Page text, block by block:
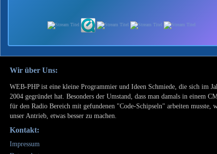
Wir über Uns:
WEB-PHP ist eine kleine Programmier und Ideen Schmiede, die sich im
2004 gegründet hat. Besonders der Umstand, dass man damals in einem
für den Radio Bereich mit gefundenen "Code-Schipseln" arbeiten musste,
unser Antrieb, etwas besser zu machen.
Kontakt:
Impressum